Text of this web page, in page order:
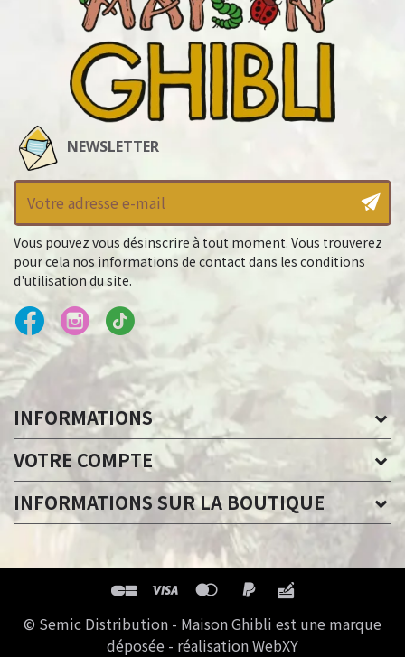
NEWSLETTER
Vous pouvez vous désinscrire à tout moment. Vous trouverez
pour cela nos informations de contact dans les conditions
d'utilisation du site.
INFORMATIONS
VOTRE COMPTE
INFORMATIONS SUR LA BOUTIQUE
© Semic Distribution - Maison Ghibli est une marque
déposée - réalisation WebXY